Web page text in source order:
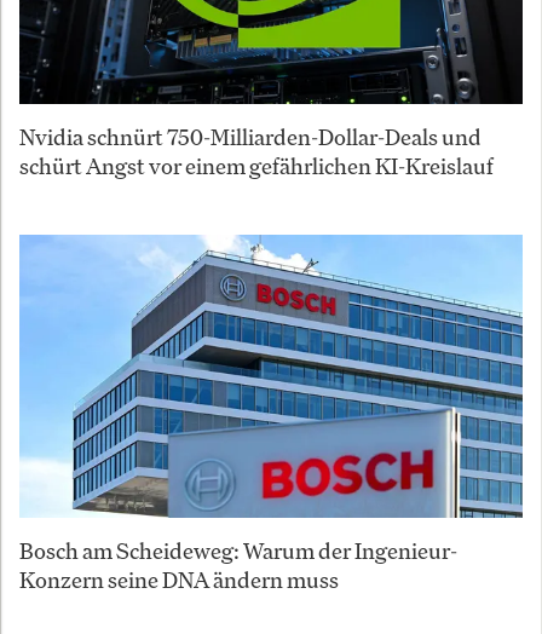
Nvidia schnürt 750-Milliarden-Dollar-Deals und
schürt Angst vor einem gefährlichen KI-Kreislauf
Bosch am Scheideweg: Warum der Ingenieur-
Konzern seine DNA ändern muss